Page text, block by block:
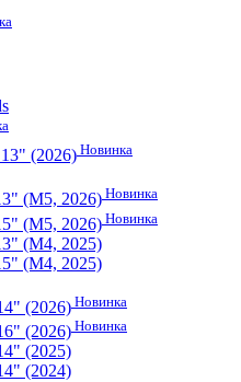
(2026) Новинка
(M5, 2026) Новинка
(M5, 2026) Новинка
(M4, 2025)
(M4, 2025)
(2026) Новинка
(2026) Новинка
(2025)
(2024)